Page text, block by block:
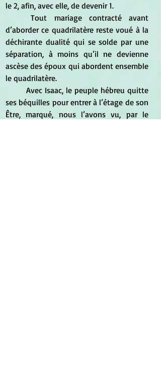
le 2, afin, avec elle, de devenir 1.
	Tout mariage contracté avant
d’aborder ce quadrilatère reste voué à la
déchirante dualité qui se solde par une
séparation, à moins qu’il ne devienne
ascèse des époux qui abordent ensemble
le quadrilatère.
ses béquilles pour entrer à l’étage de son
Être, marqué, nous l’avons vu, par le